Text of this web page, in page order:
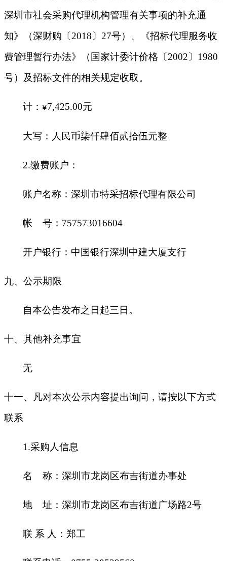
深圳市社会采购代理机构管理有关事项的补充通
知》（深财购〔2018〕27号）、《招标代理服务收
费管理暂行办法》（国家计委计价格〔2002〕1980
号）及招标文件的相关规定收取。
计： ¥7,425.00元
大写：人民币柒仟肆佰贰拾伍元整
2.缴费账户：
账户名称：深圳市特采招标代理有限公司
帐 号：757573016604
开户银行：中国银行深圳中建大厦支行
九、公示期限
自本公告发布之日起三日。
十、其他补充事宜
无
十一、凡对本次公示内容提出询问，请按以下方式
联系
1.采购人信息
名 称：深圳市龙岗区布吉街道办事处
地 址：深圳市龙岗区布吉街道广场路2号
联 系 人：郑工